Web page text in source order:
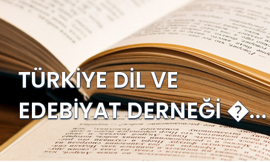
TÜRKİYE DİL VE
EDEBİYAT DERNEĞİ �...